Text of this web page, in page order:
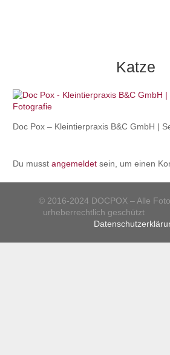
Katze
Doc Pox – Kleintierpraxis B&C GmbH |
Du musst angemeldet sein, um einen
© 2016-2024 DOCPOX – Alle
urheberrechtlich geschützt